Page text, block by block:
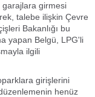
garajlara girmesi
talebe ilişkin Çevre
Bakanlığı bu
yapan Belgü, LPG'li
ilgili
girişlerini
henüz